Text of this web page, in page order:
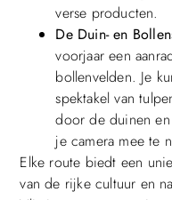
verse producten.
De Duin- en
voorjaar een
bollenvelden. Je
spektakel van
door de duinen
je camera mee te
Elke route biedt een
van de rijke cultuur en